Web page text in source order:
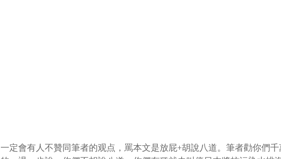
一定會有人不贊同筆者的观点，罵本文是放屁+胡說八道。筆者勸你們